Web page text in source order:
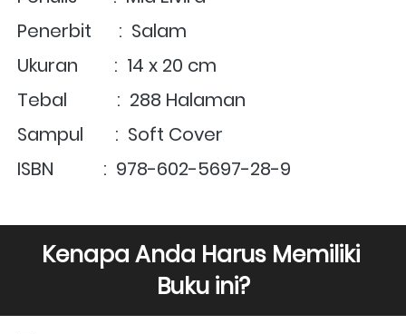
Penerbit      :  Salam
Ukuran        :  14 x 20 cm
Tebal           :  288 Halaman
Sampul       :  Soft Cover
ISBN           : 978-602-5697-28-9
Kenapa Anda Harus Memiliki
Buku ini?